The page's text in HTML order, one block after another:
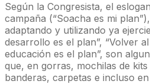
Según la Congresista, el
campaña (“Soacha es mi
adaptando y utilizando ya
desarrollo es el plan”, “Volver
educación es el plan”, son
que, en gorras, mochilas de
banderas, carpetas e incluso